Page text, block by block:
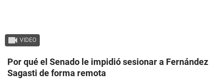
VIDEO
Por qué el Senado le impidió sesionar a Fernández
Sagasti de forma remota